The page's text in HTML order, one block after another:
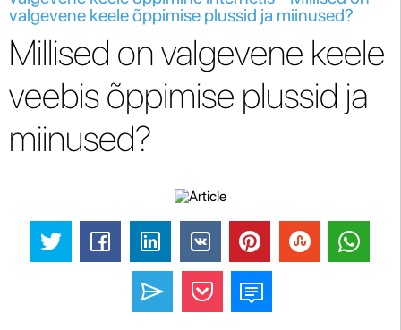
valgevene keele õppimise plussid ja miinused?
Millised on valgevene keele
veebis õppimise plussid ja
miinused?